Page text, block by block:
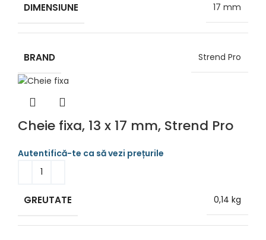
DIMENSIUNE 17 mm
BRAND Strend Pro
Cheie fixa, 13 x 17 mm, Strend Pro
GREUTATE 0,14 kg